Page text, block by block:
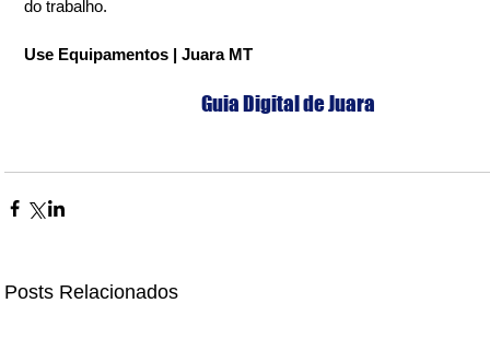
do trabalho.
Use Equipamentos | Juara MT
Guia Digital de Juara
Posts Relacionados